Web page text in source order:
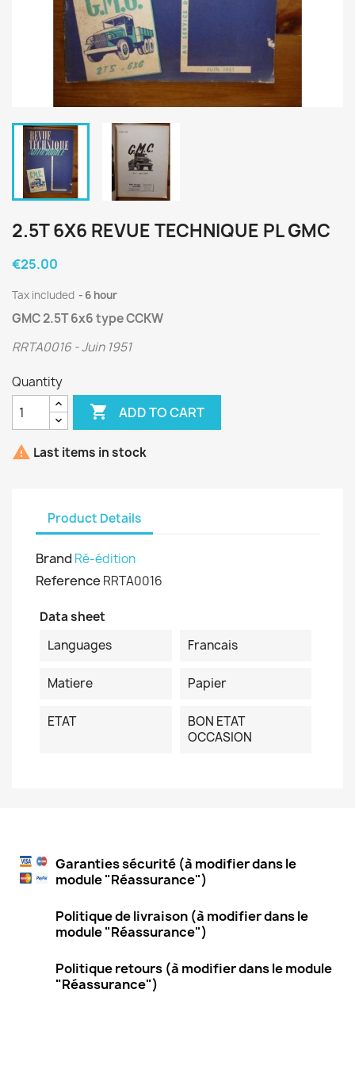
2.5T 6X6 REVUE TECHNIQUE PL GMC
€25.00
Tax included 6 hour
GMC 2.5T 6x6 type CCKW
RRTA0016 - Juin 1951
Quantity
 ADD TO CART
 Last items in stock
Product Details
Brand Ré-édition
Reference RRTA0016
Data sheet
Languages
Francais
Matiere Papier
ETAT
BON ETAT
OCCASION
Garanties sécurité (à modifier dans le
module "Réassurance")
Politique de livraison (à modifier dans le
module "Réassurance")
Politique retours (à modifier dans le module
"Réassurance")